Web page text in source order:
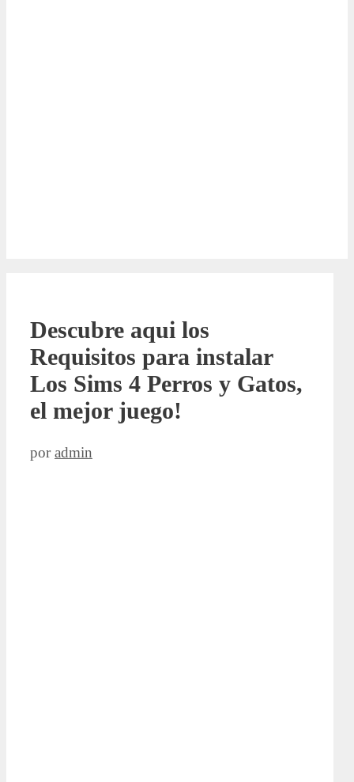
Descubre aqui los
Requisitos para instalar
Los Sims 4 Perros y Gatos,
el mejor juego!
poradmin